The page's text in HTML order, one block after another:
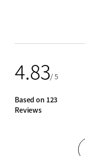
4.83/ 5
Based on 123
Reviews